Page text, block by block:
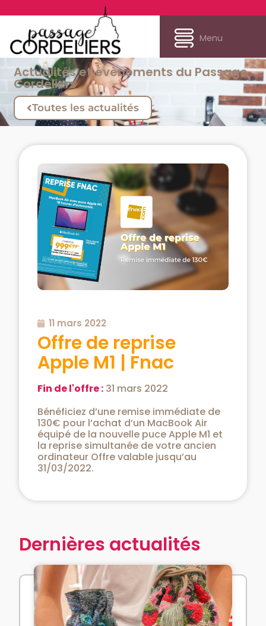
Menu
Actualités et évènements du Passage
Cordeliers
Toutes les actualités
11 mars 2022
Offre de reprise
Apple M1 | Fnac
Fin de l'offre :31 mars 2022
Bénéficiez d’une remise immédiate de
130€ pour l’achat d’un MacBook Air
équipé de la nouvelle puce Apple M1 et
la reprise simultanée de votre ancien
ordinateur Offre valable jusqu’au
31/03/2022.
Dernières actualités